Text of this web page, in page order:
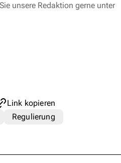
unsere Redaktion gerne unter
Link kopieren
Regulierung